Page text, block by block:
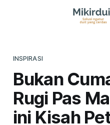
INSPIRASI
Bukan
Rugi Pas
ini Kisah